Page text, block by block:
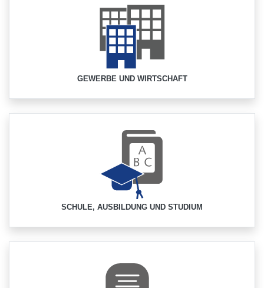
GEWERBE UND WIRTSCHAFT
SCHULE, AUSBILDUNG UND STUDIUM